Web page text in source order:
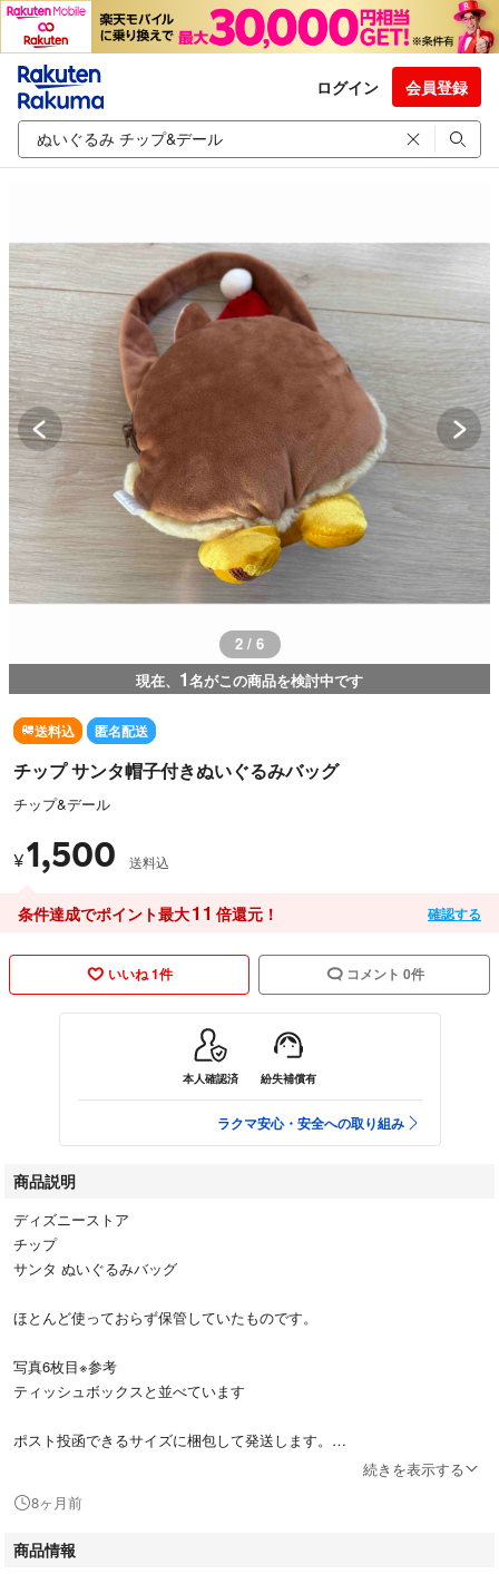
ログイン 会員登録
3 / 6
現在、 1名がこの商品を検討中です
送料込 匿名配送
チップ サンタ帽子付きぬいぐるみバッグ
チップ&デール
¥1,500 送料込
条件達成でポイント最大11 倍還元！ 確認する
いいね 1件 コメント 0件
本人確認済 紛失補償有
ラクマ安心・安全への取り組み
商品説明
ディズニーストア
チップ
サンタ ぬいぐるみバッグ
ほとんど使っておらず保管していたものです。
写真6枚目※参考
ティッシュボックスと並べています
ポスト投函できるサイズに梱包して発送します。
サンタ帽子とリボンが特徴のチップのぬいぐるみバッグ。
- キャラクター: チップ
続きを表示する
8ヶ月前
商品情報